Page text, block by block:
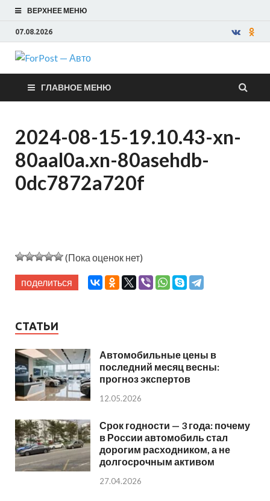
ВЕРХНЕЕ МЕНЮ
07.08.2026
ForPost —
Авто
ГЛАВНОЕ МЕНЮ
2024-08-15-19.10.43-xn-
80aal0a.xn-80asehdb-
0dc7872a720f
(Пока оценок нет)
поделиться
СТАТЬИ
Автомобильные цены в
последний месяц весны:
прогноз экспертов
12.05.2026
Срок годности — 3 года: почему
в России автомобиль стал
дорогим расходником, а не
долгосрочным активом
27.04.2026